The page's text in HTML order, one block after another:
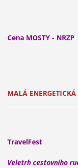
Cena MOSTY - NRZP
MALÁ
TravelFest
Veletrh cestovního